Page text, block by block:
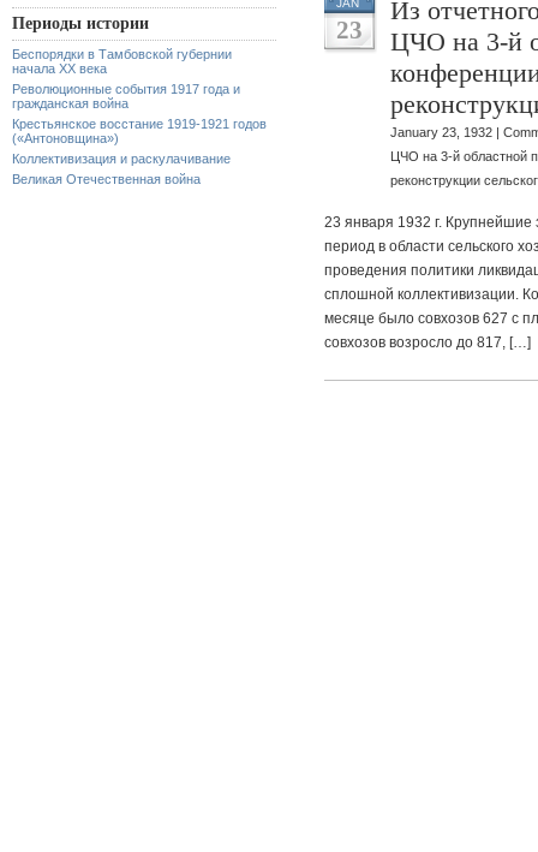
Периоды истории
Беспорядки в Тамбовской губернии
начала XX века
Революционные события 1917 года и
гражданская война
Крестьянское восстание 1919-1921 годов
(«Антоновщина»)
Коллективизация и раскулачивание
Великая Отечественная война
JAN
23
Из
ЦЧО на 3-й
January 23, 1932 |
ЦЧО на 3-й областной
реконструкции
23 января 1932 г.
период в области сельского
проведения политики
сплошной коллективизации.
месяце было совхозов 627 с
совхозов возросло до 817, […]